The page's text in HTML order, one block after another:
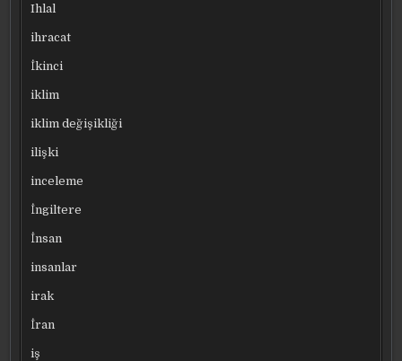
Ihlal
ihracat
İkinci
iklim
iklim değişikliği
ilişki
inceleme
İngiltere
İnsan
insanlar
irak
İran
iş